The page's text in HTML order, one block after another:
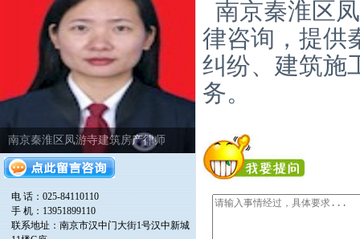
南京秦淮区凤游寺建筑房产律师
电 话：025-84110110
手 机：13951899110
联系地址：南京市汉中门大街1号汉中新城
南京秦淮区
律咨询，提供
纠纷、建筑施
务。